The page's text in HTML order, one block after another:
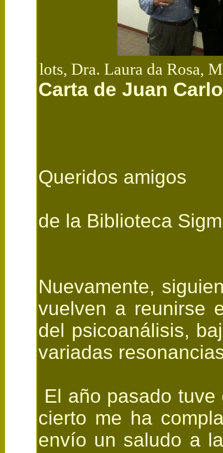
lots, Dra. Laura da Rosa,
Carta de Juan
Queridos amigos
de la Biblioteca
Nuevamente,
vuelven a reunirse
del psicoanálisis,
variadas
El año pasado
cierto me ha
envío un saludo a